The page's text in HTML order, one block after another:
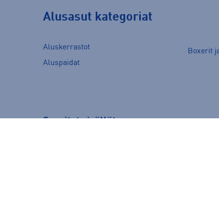
Alusasut kategoriat
Aluskerrastot
Aluspaidat
Boxerit
Suositut sisällöt